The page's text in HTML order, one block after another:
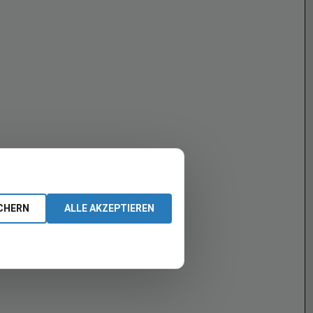
ALLE AKZEPTIEREN